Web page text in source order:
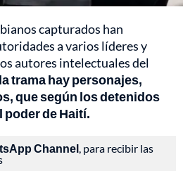
capturados han
a varios líderes y
autores intelectuales del
trama hay personajes,
que según los detenidos
poder de Haití.
Channel , para recibir las